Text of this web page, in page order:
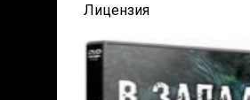
Лицензия